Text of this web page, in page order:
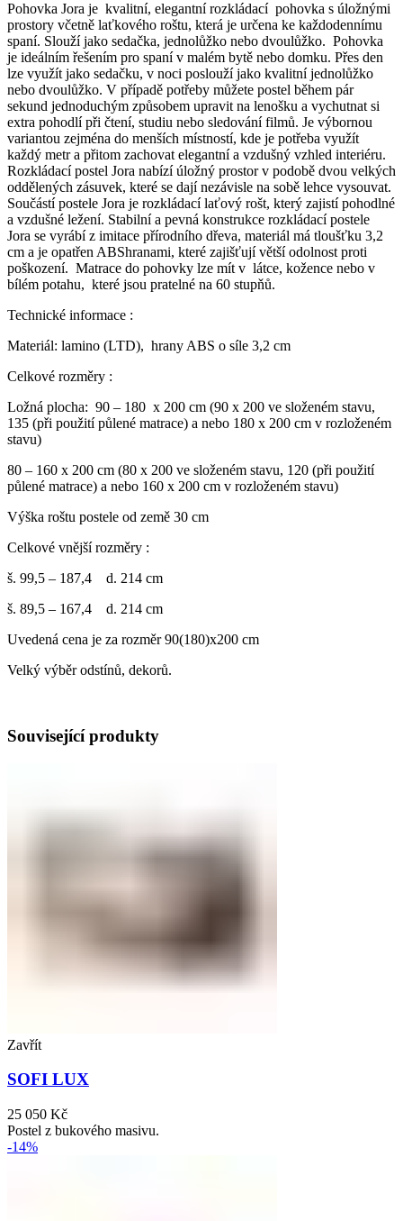
Pohovka Jora je kvalitní, elegantní rozkládací pohovka s úložnými
prostory včetně laťkového roštu, která je určena ke každodennímu
spaní. Slouží jako sedačka, jednolůžko nebo dvoulůžko. Pohovka
je ideálním řešením pro spaní v malém bytě nebo domku. Přes den
lze využít jako sedačku, v noci poslouží jako kvalitní jednolůžko
nebo dvoulůžko. V případě potřeby můžete postel během pár
sekund jednoduchým způsobem upravit na lenošku a vychutnat si
extra pohodlí při čtení, studiu nebo sledování filmů. Je výbornou
variantou zejména do menších místností, kde je potřeba využít
každý metr a přitom zachovat elegantní a vzdušný vzhled interiéru.
Rozkládací postel Jora nabízí úložný prostor v podobě dvou velkých
oddělených zásuvek, které se dají nezávisle na sobě lehce vysouvat.
Součástí postele Jora je rozkládací laťový rošt, který zajistí pohodlné
a vzdušné ležení. Stabilní a pevná konstrukce rozkládací postele
Jora se vyrábí z imitace přírodního dřeva, materiál má tloušťku 3,2
cm a je opatřen ABShranami, které zajišťují větší odolnost proti
poškození. Matrace do pohovky lze mít v látce, kožence nebo v
bílém potahu, které jsou pratelné na 60 stupňů.
Technické informace :
Materiál: lamino (LTD), hrany ABS o síle 3,2 cm
Celkové rozměry :
Ložná plocha: 90 – 180 x 200 cm (90 x 200 ve složeném stavu,
135 (při použití půlené matrace) a nebo 180 x 200 cm v rozloženém
stavu)
80 – 160 x 200 cm (80 x 200 ve složeném stavu, 120 (při použití
půlené matrace) a nebo 160 x 200 cm v rozloženém stavu)
Výška roštu postele od země 30 cm
Celkové vnější rozměry :
š. 99,5 – 187,4 d. 214 cm
š. 89,5 – 167,4 d. 214 cm
Uvedená cena je za rozměr 90(180)x200 cm
Velký výběr odstínů, dekorů.
Související produkty
Zavřít
SOFI LUX
25 050 Kč
Postel z bukového masivu.
-14%